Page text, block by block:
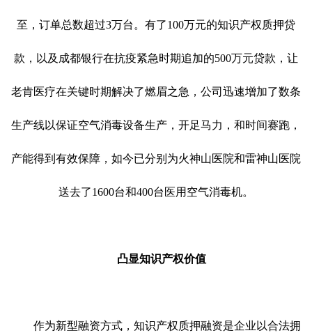
至，订单总数超过3万台。有了100万元的知识产权质押贷
款，以及成都银行在抗疫紧急时期追加的500万元贷款，让
老肯医疗在关键时期解决了燃眉之急，公司迅速增加了数条
生产线以保证空气消毒设备生产，开足马力，和时间赛跑，
产能得到有效保障，如今已分别为火神山医院和雷神山医院
送去了1600台和400台医用空气消毒机。
凸显知识产权价值
作为新型融资方式，知识产权质押融资是企业以合法拥